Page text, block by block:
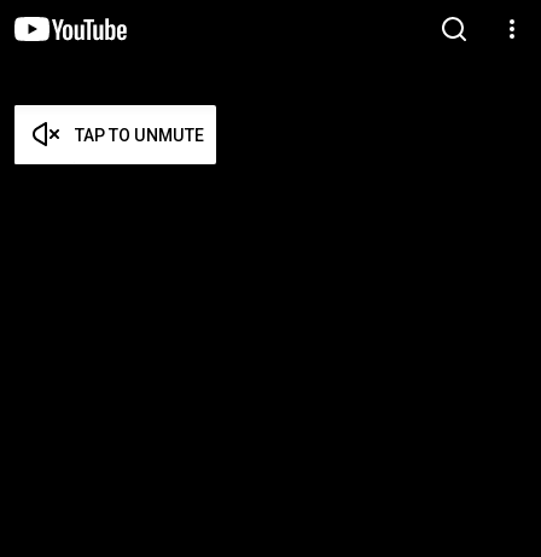
TAP TO UNMUTE